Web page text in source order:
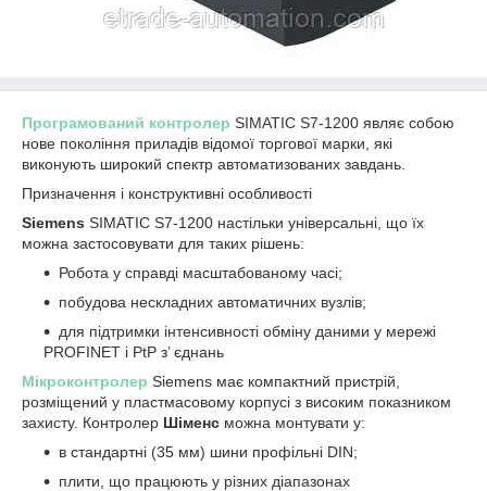
Програмований контролер SIMATIC S7-1200 являє собою
нове покоління приладів відомої торгової марки, які
виконують широкий спектр автоматизованих завдань.
Призначення і конструктивні особливості
Siemens SIMATIC S7-1200 настільки універсальні, що їх
можна застосовувати для таких рішень:
Робота у справді масштабованому часі;
побудова нескладних автоматичних вузлів;
для підтримки інтенсивності обміну даними у мережі
PROFINET і PtP з’ єднань
Мікроконтролер Siemens має компактний пристрій,
розміщений у пластмасовому корпусі з високим показником
захисту. Контролер Шіменс можна монтувати у:
в стандартні (35 мм) шини профільні DIN;
плити, що працюють у різних діапазонах